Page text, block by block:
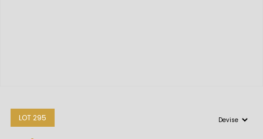
LOT 295